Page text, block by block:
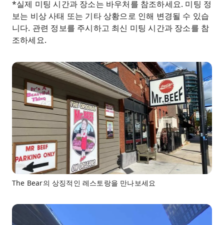
*실제 미팅 시간과 장소는 바우처를 참조하세요. 미팅 정
보는 비상 사태 또는 기타 상황으로 인해 변경될 수 있습
니다. 관련 정보를 주시하고 최신 미팅 시간과 장소를 참
조하세요.
The Bear의 상징적인 레스토랑을 만나보세요